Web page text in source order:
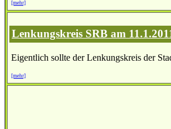
[mehr]
Lenkungskreis SRB am
Eigentlich sollte der Lenkungskreis der
[mehr]